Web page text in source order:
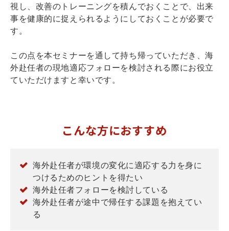
視し、改善のトレーニングを積んでおくことで、出来
事を健康的に捉えられるようにしておくことが必要で
す。
この点を本セミナーを通して持ち帰っていただき、海
外赴任者の現地適応フォローを検討される際にお役立
ていただけますと幸いです。
こんな方におすすめ
海外赴任者が環境の変化に適応する力を身に
つけるためのヒントを得たい
海外赴任者フォローを検討している
海外赴任者が途中で帰任する課題を抱えてい
る